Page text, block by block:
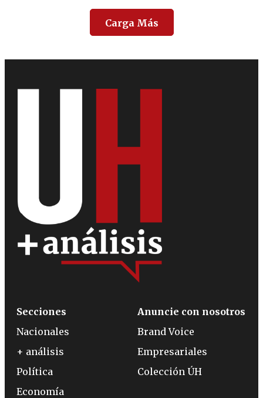
Carga Más
Secciones
Nacionales
+ análisis
Política
Economía
Anuncie con nosotros
Brand Voice
Empresariales
Colección ÚH